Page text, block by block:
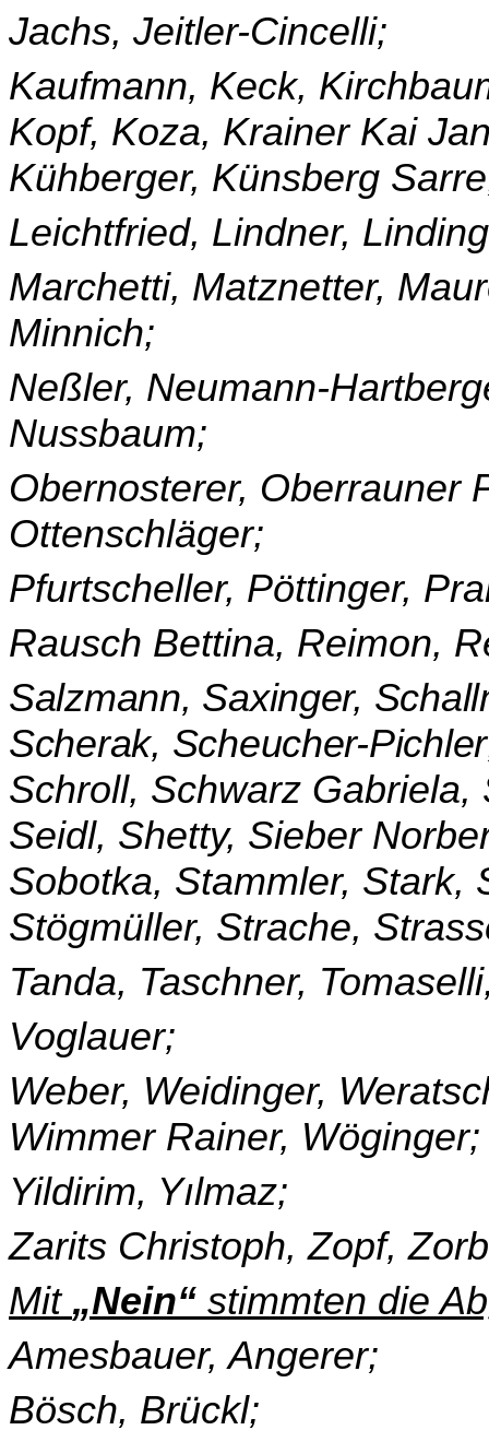
Jachs, Jeitler-Cincelli;
Kaufmann, Keck,
Kopf, Koza, Krainer Kai
Kühberger, Künsberg
Leichtfried, Lindner,
Marchetti, Matznetter,
Minnich;
Neßler, Neumann-
Nussbaum;
Obernosterer, Oberrauner
Ottenschläger;
Pfurtscheller, Pöttinger,
Rausch Bettina, Reimon,
Salzmann, Saxinger,
Scherak, Scheucher-Pichler
Schroll, Schwarz
Seidl, Shetty, Sieber
Sobotka, Stammler, Stark,
Stögmüller, Strache,
Tanda, Taschner,
Voglauer;
Weber, Weidinger,
Wimmer Rainer, Wöginger;
Yildirim, Yılmaz;
Zarits Christoph, Zopf,
Mit „Nein“ stimmten die
Amesbauer, Angerer;
Bösch, Brückl;